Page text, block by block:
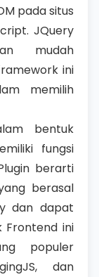
pada situs
JQuery
mudah
ini
memilih
bentuk
fungsi
berarti
berasal
dan dapat
Frontend ini
populer
dan